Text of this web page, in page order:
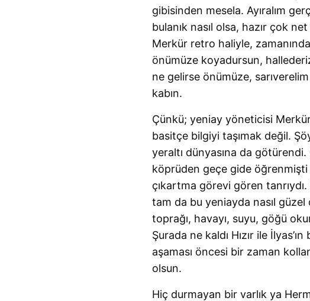
gibisinden mesela. Ayıralım
bulanık nasıl olsa, hazır çok
Merkür retro haliyle, zamanında
önümüze koyadursun,
ne gelirse önümüze,
kabın.
Çünkü; yeniay yöneticisi
basitçe bilgiyi taşımak değil.
yeraltı dünyasına da
köprüden geçe gide öğrenmişti
çıkartma görevi gören
tam da bu yeniayda nasıl
toprağı, havayı, suyu, göğü
Şurada ne kaldı Hızır ile
aşaması öncesi bir zaman
olsun.
Hiç durmayan bir varlık ya